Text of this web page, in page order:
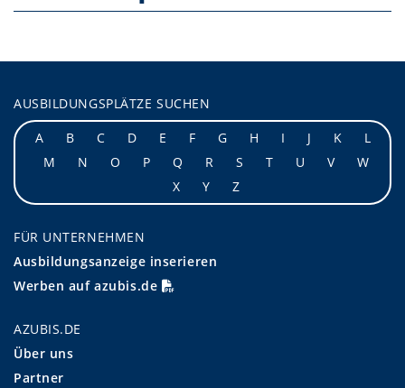
AUSBILDUNGSPLÄTZE SUCHEN
A
B C D E F G H I J K
L
M
N O P Q R S T U V
W
X
Y Z
FÜR UNTERNEHMEN
Ausbildungsanzeige inserieren
Werben auf azubis.de
AZUBIS.DE
Über uns
Partner